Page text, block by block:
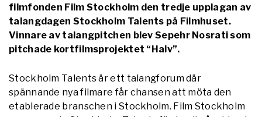
filmfonden Film Stockholm den tredje upplagan av
talangdagen Stockholm Talents på Filmhuset.
Vinnare av talangpitchen blev Sepehr Nosrati som
pitchade kortfilmsprojektet “Halv”.
Stockholm Talents är ett talangforum där
spännande nya filmare får chansen att möta den
etablerade branschen i Stockholm. Film Stockholm